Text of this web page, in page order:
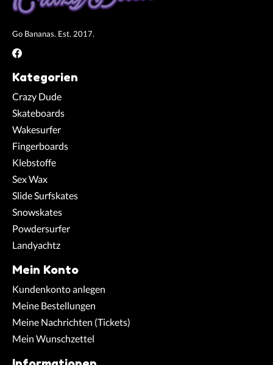
Go Bananas. Est. 2017.
Kategorien
Crazy Dude
Skateboards
Wakesurfer
Fingerboards
Klebstoffe
Sex Wax
Slide Surfskates
Snowskates
Powdersurfer
Landyachtz
Mein Konto
Kundenkonto anlegen
Meine Bestellungen
Meine Nachrichten (Tickets)
Mein Wunschzettel